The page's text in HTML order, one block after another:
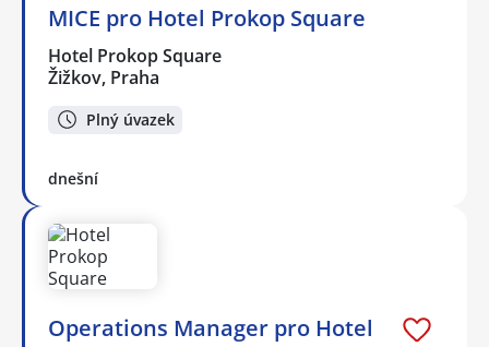
MICE pro Hotel Prokop Square
Hotel Prokop Square
Žižkov, Praha
Plný úvazek
dnešní
Operations Manager pro Hotel